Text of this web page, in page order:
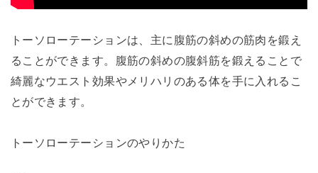
トーソローテーションは、主に腹筋の斜めの筋肉を鍛え
ることができます。腹筋の斜めの腹斜筋を鍛えることで
綺麗なウエスト効果やメリハリのある体を手に入れるこ
とができます。
トーソローテーションのやりかた